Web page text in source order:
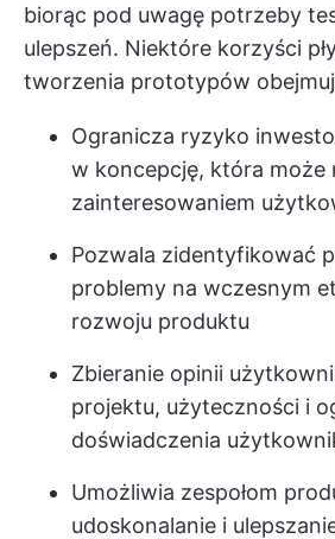
biorąc pod uwagę potrzeby
ulepszeń. Niektóre korzyści
tworzenia prototypów
Ogranicza ryzyko
w koncepcję, która może
zainteresowaniem
Pozwala zidentyfikować
problemy na wczesnym
rozwoju produktu
Zbieranie opinii
projektu, użyteczności i
doświadczenia
Umożliwia zespołom
udoskonalanie i